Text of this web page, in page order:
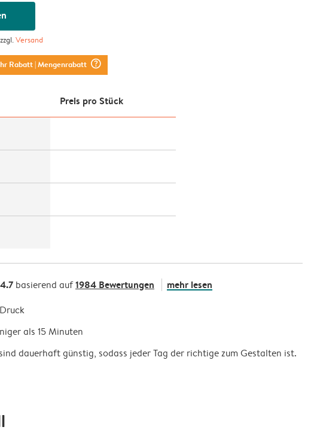
Versand
Rabatt| Mengenrabatt question_mark_circle
Preis pro Stück
4.7 basierend auf1984 Bewertungen mehr lesen
als 15 Minuten
dauerhaft günstig, sodass jeder Tag der richtige zum Gestalten ist.